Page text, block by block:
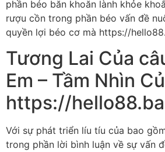
phần béo băn khoăn lành khỏe
rượu cồn trong phần béo vấn đề
quyền lợi béo cơ mà https://
Tương Lai Của
Em – Tầm Nhìn
https://
Với sự phát triển líu tíu của bao
trong phần lời bình luận về sự vấn